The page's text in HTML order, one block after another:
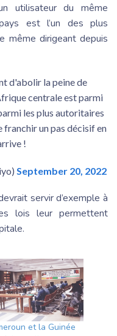
utilisateur du même
est l’un des plus
même dirigeant depuis
d'abolir la peine de
centrale est parmi
les plus autoritaires
franchir un pas décisif en
!
September 20, 2022
servir d’exemple à
lois leur permettent
et la Guinée